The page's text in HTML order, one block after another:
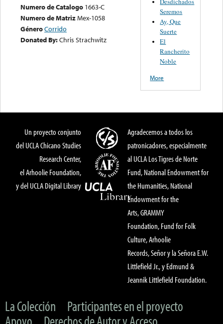
Numero de Catalogo 1663-C
Numero de MatrizMex-1058
GéneroCorrido
Donated By:Chris Strachwitz
Seremos
Ay, Que
Suerte
El
Rancherito
Noble
More
Un proyecto conjunto
del UCLA Chicano Studies
Research Center,
el Arhoolie Foundation,
y del UCLA Digital Library
Agradecemos a todos los
patronicadores, especialmente
al UCLA Los Tigres de Norte
Fund, National Endowment for
the Humanities, National
Endowment for the
Arts, GRAMMY
Foundation, Fund for Folk
Culture, Arhoolie
Records, Señor y la Señora E.W.
Littlefield Jr., y Edmund &
Jeannik Littlefield Foundation.
La Colección
Participantes en el proyecto